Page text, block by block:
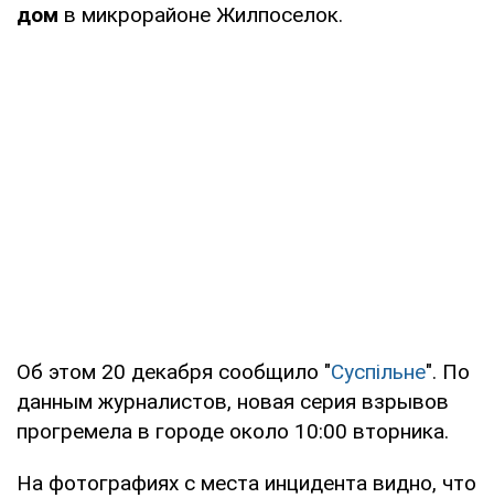
дом в микрорайоне Жилпоселок.
Об этом 20 декабря сообщило "Суспільне". По
данным журналистов, новая серия взрывов
прогремела в городе около 10:00 вторника.
На фотографиях с места инцидента видно, что